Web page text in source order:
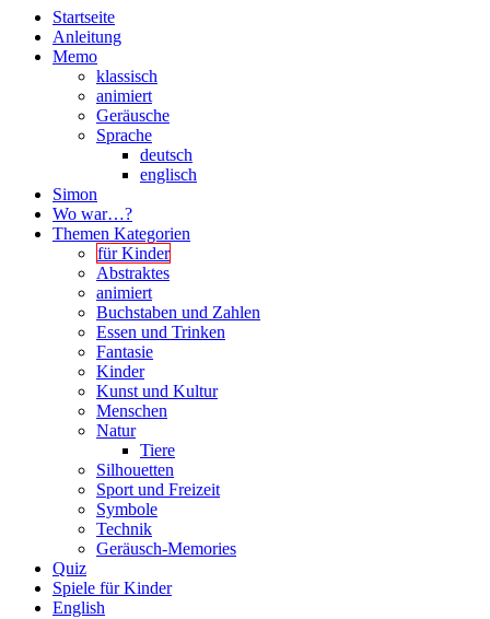
Startseite
Anleitung
Memo
klassisch
animiert
Geräusche
Sprache
deutsch
englisch
Simon
Wo war…?
Themen Kategorien
für Kinder
Abstraktes
animiert
Buchstaben und Zahlen
Essen und Trinken
Fantasie
Kinder
Kunst und Kultur
Menschen
Natur
Tiere
Silhouetten
Sport und Freizeit
Symbole
Technik
Geräusch-Memories
Quiz
Spiele für Kinder
English